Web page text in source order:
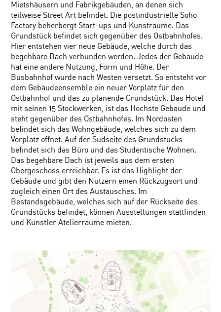
Mietshäusern und Fabrikgebäuden, an denen sich
teilweise Street Art befindet. Die postindustrielle Soho
Factory beherbergt Start-ups und Kunsträume. Das
Grundstück befindet sich gegenüber des Ostbahnhofes.
Hier entstehen vier neue Gebäude, welche durch das
begehbare Dach verbunden werden. Jedes der Gebäude
hat eine andere Nutzung, Form und Höhe. Der
Busbahnhof wurde nach Westen versetzt. So entsteht vor
dem Gebäudeensemble ein neuer Vorplatz für den
Ostbahnhof und das zu planende Grundstück. Das Hotel
mit seinen 15 Stockwerken, ist das Höchste Gebäude und
steht gegenüber des Ostbahnhofes. Im Nordosten
befindet sich das Wohngebäude, welches sich zu dem
Vorplatz öffnet. Auf der Südseite des Grundstücks
befindet sich das Büro und das Studentische Wohnen.
Das begehbare Dach ist jeweils aus dem ersten
Obergeschoss erreichbar. Es ist das Highlight der
Gebäude und gibt den Nutzern einen Rückzugsort und
zugleich einen Ort des Austausches. Im
Bestandsgebäude, welches sich auf der Rückseite des
Grundstücks befindet, können Ausstellungen stattfinden
und Künstler Atelierräume mieten.